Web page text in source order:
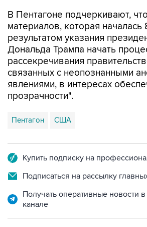
результатом указания
Дональда Трампа начать
рассекречивания
связанных с неопознанными
явлениями, в интересах
прозрачности".
Пентагон США
Подписаться на рассылку
Получать оперативные новости